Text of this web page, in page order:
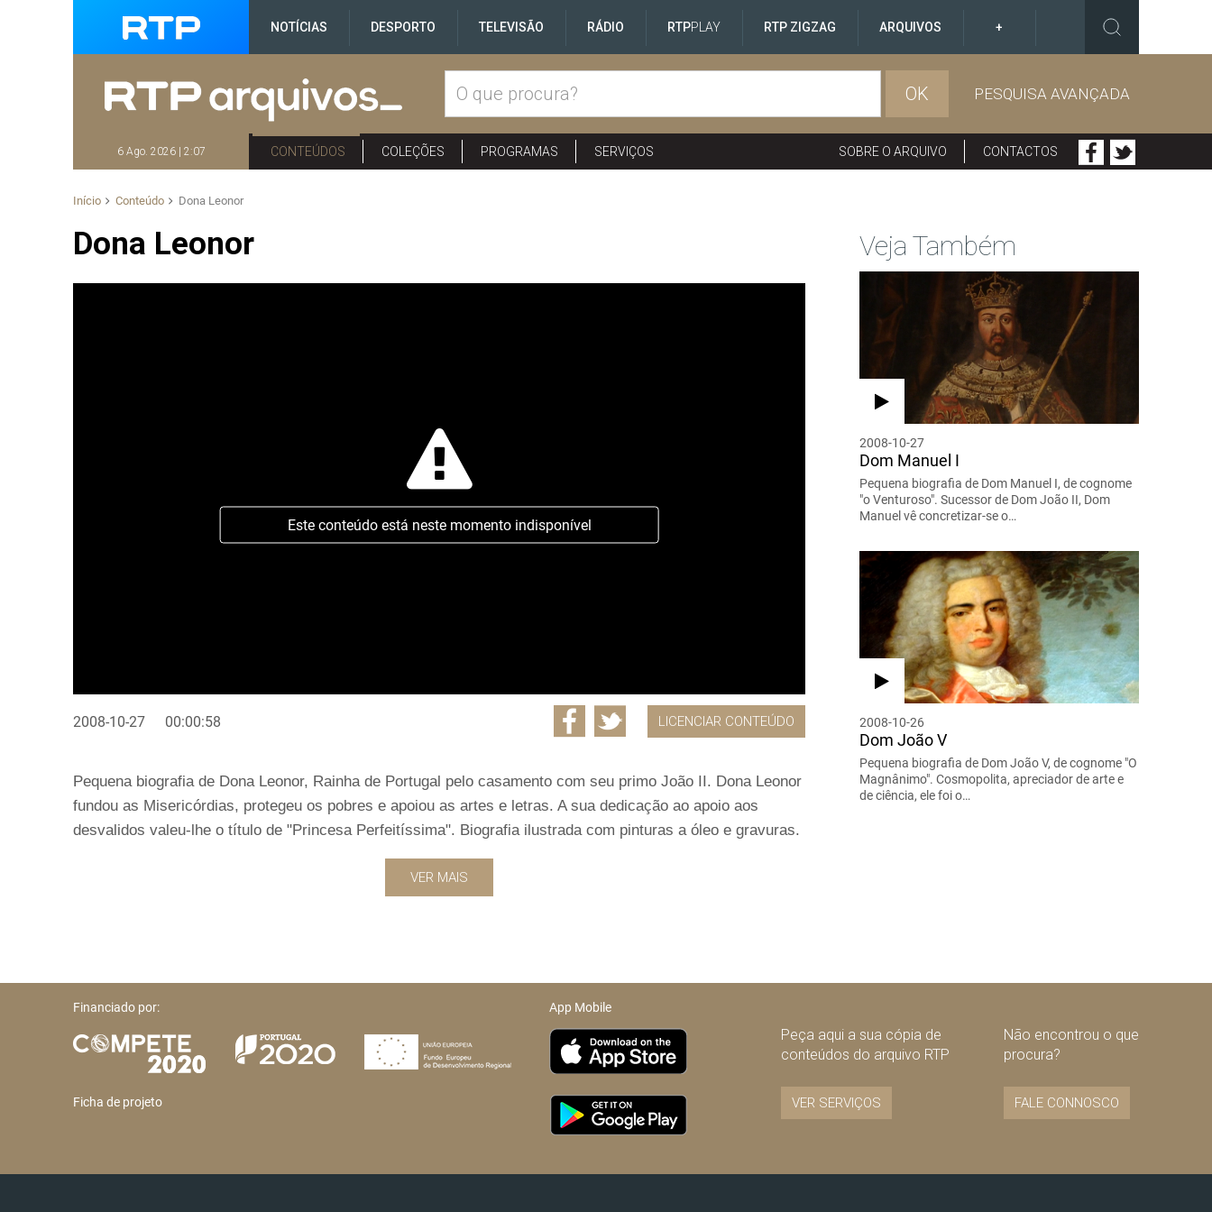
NOTÍCIAS DESPORTO TELEVISÃO RÁDIO RTPPLAY RTP ZIGZAG ARQUIVOS +
OK PESQUISA AVANÇADA
6 Ago. 2026 | 2:07 CONTEÚDOS COLEÇÕES PROGRAMAS SERVIÇOS SOBRE O ARQUIVO CONTACTOS
Início Conteúdo Dona Leonor
Dona Leonor
Este conteúdo está neste momento indisponível
2008-10-27 00:00:58 LICENCIAR CONTEÚDO
Pequena biografia de Dona Leonor, Rainha de Portugal pelo casamento com seu primo João II. Dona Leonor
fundou as Misericórdias, protegeu os pobres e apoiou as artes e letras. A sua dedicação ao apoio aos
desvalidos valeu-lhe o título de "Princesa Perfeitíssima". Biografia ilustrada com pinturas a óleo e gravuras.
VER MAIS
Veja Também
2008-10-27
Dom Manuel I
Pequena biografia de Dom Manuel I, de cognome
"o Venturoso". Sucessor de Dom João II, Dom
Manuel vê concretizar-se o…
2008-10-26
Dom João V
Pequena biografia de Dom João V, de cognome "O
Magnânimo". Cosmopolita, apreciador de arte e
de ciência, ele foi o…
Financiado por:
Ficha de projeto
App Mobile
Peça aqui a sua cópia de
conteúdos do arquivo RTP
VER SERVIÇOS
Não encontrou o que
procura?
FALE CONNOSCO